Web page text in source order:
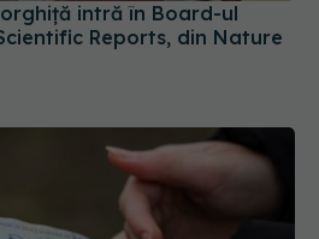
intră în Board-ul
Reports, din Nature